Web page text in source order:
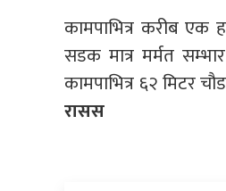
कामपाभित्र करीब
सडक मात्र मर्मत
कामपाभित्र ६२ मिटर
रासस